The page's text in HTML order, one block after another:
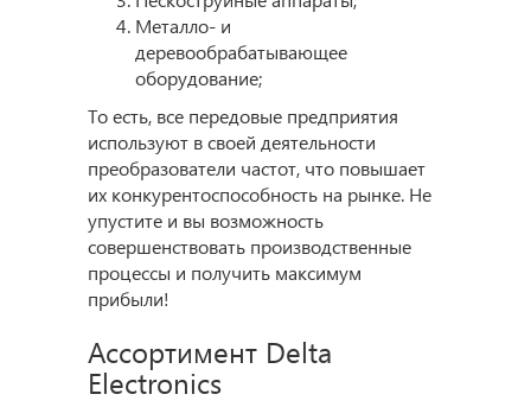
Металло- и
деревообрабатывающее
оборудование;
То есть, все передовые предприятия
используют в своей деятельности
преобразователи частот, что повышает
их конкурентоспособность на рынке. Не
упустите и вы возможность
совершенствовать производственные
процессы и получить максимум
прибыли!
Ассортимент Delta
Electronics